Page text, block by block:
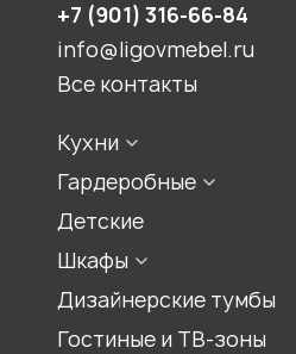
+7 (901) 316-66-84
info@ligovmebel.ru
Все контакты
Кухни
Стили кухонь
Конфигурации кухонь
Материалы для кухонь
Гардеробные
Встроенная гардеробная
Гардеробная комната
Детские
Шкафы
Шкаф для прихожей
Шкаф-купе
Дизайнерские тумбы
Гостиные и ТВ-зоны